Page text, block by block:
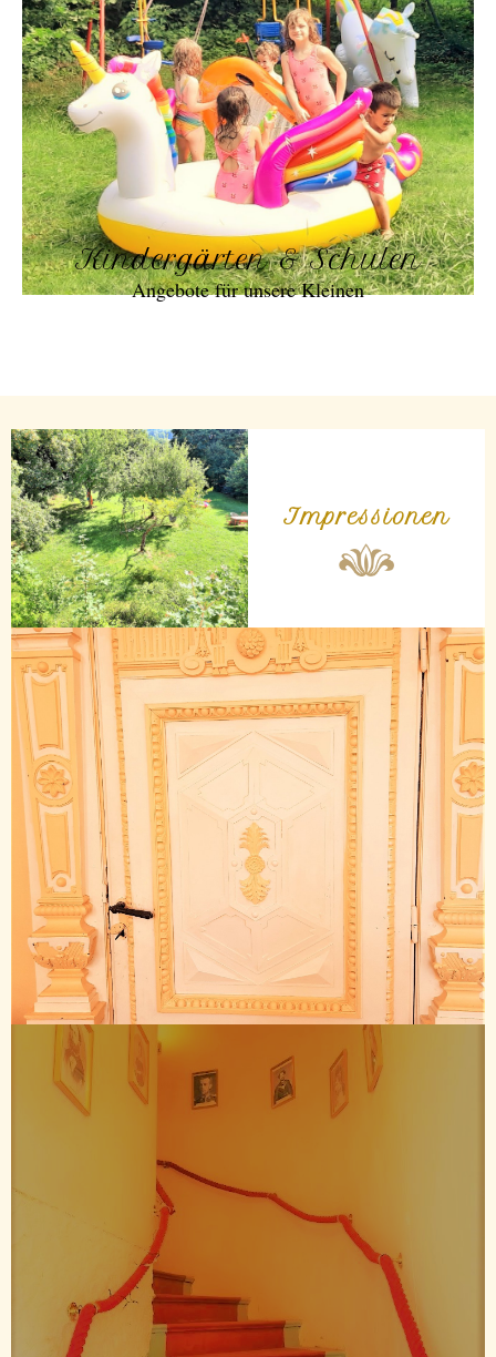
Kindergärten & Schulen
Angebote für unsere Kleinen
Impressionen